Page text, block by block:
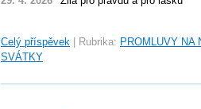
Celý příspěvek Rubrika: PROMLUVY NA
SVÁTKY